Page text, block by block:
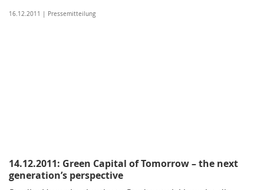
16.12.2011 | Pressemitteilung
14.12.2011: Green Capital of Tomorrow – the next
generation’s perspective